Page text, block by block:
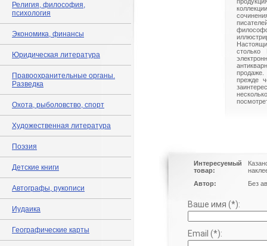
Религия, философия,
психология
Экономика, финансы
Юридическая литература
Правоохранительные органы.
Разведка
Охота, рыболовство, спорт
Художественная литература
Поэзия
Детские книги
Автографы, рукописи
Иудаика
Географические карты
столько
прежде
Интересуемый
товар:
Автор:
Без
Ваше имя (*):
Email (*):